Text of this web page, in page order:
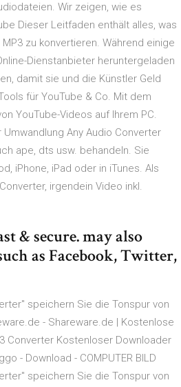
Wir zeigen, wie es
Dieser Leitfaden enthält alles, was
zu konvertieren. Während einige
Dienstanbieter heruntergeladen
damit sie und die Künstler Geld
für YouTube & Co. Mit dem
YouTube-Videos auf Ihrem PC.
Any Audio Converter
ape, dts usw. behandeln. Sie
iPhone, iPad oder in iTunes. Als
irgendein Video inkl.
& secure. may also
as Facebook, Twitter,
speichern Sie die Tonspur von
- Shareware.de | Kostenlose
Converter Kostenloser Downloader
- Download - COMPUTER BILD
speichern Sie die Tonspur von